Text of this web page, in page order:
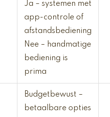
Ja – systemen met
app-controle of
afstandsbediening
Nee – handmatige
bediening is
prima
Budgetbewust –
betaalbare opties